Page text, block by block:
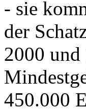
- sie
der
2000
450.000